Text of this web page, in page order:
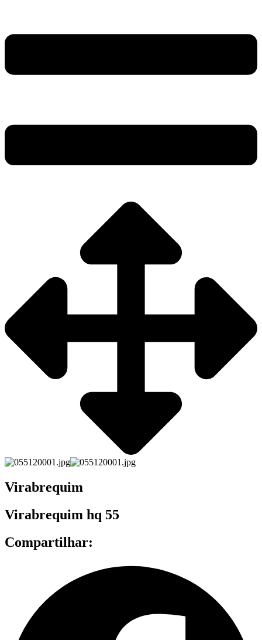
Virabrequim
Virabrequim hq 55
Compartilhar: